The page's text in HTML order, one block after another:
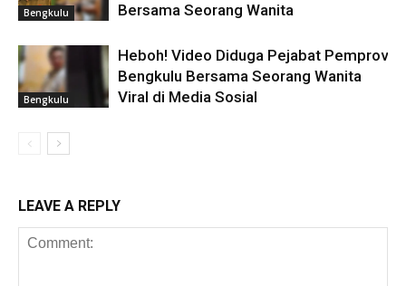
Bengkulu
Bersama Seorang Wanita
Bengkulu
Heboh! Video Diduga Pejabat Pemprov
Bengkulu Bersama Seorang Wanita
Viral di Media Sosial
LEAVE A REPLY